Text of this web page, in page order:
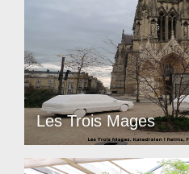
Les Trois Mages